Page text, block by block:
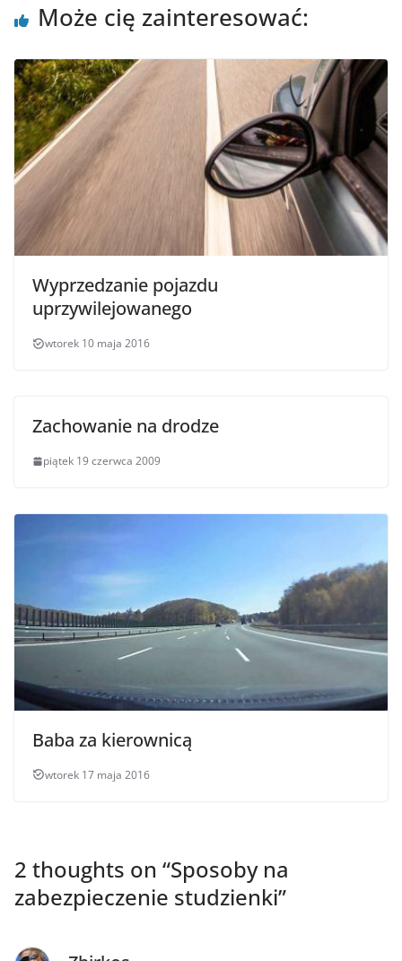
Może cię zainteresować:
Wyprzedzanie pojazdu
uprzywilejowanego
wtorek 10 maja 2016
Zachowanie na drodze
piątek 19 czerwca 2009
Baba za kierownicą
wtorek 17 maja 2016
2 thoughts on “Sposoby na
zabezpieczenie studzienki”